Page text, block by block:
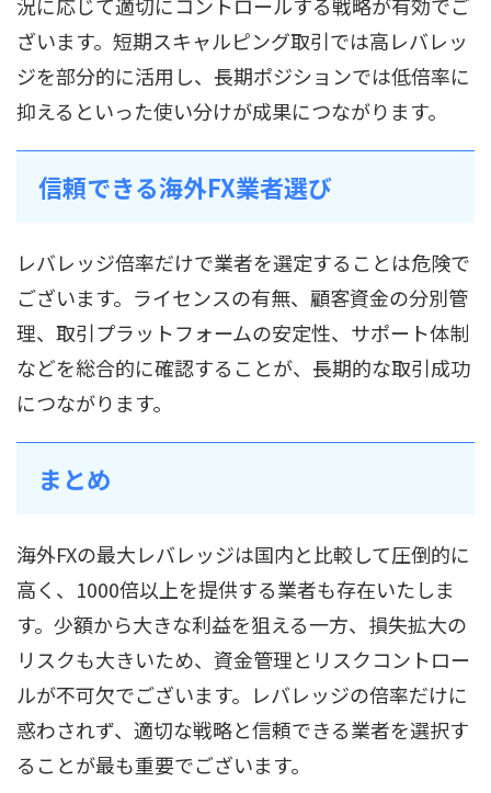
ざいます。短期スキャルピング取引では高レバレッ
ジを部分的に活用し、長期ポジションでは低倍率に
抑えるといった使い分けが成果につながります。
信頼できる海外FX業者選び
レバレッジ倍率だけで業者を選定することは危険で
ございます。ライセンスの有無、顧客資金の分別管
理、取引プラットフォームの安定性、サポート体制
などを総合的に確認することが、長期的な取引成功
につながります。
まとめ
海外FXの最大レバレッジは国内と比較して圧倒的に
高く、1000倍以上を提供する業者も存在いたしま
す。少額から大きな利益を狙える一方、損失拡大の
リスクも大きいため、資金管理とリスクコントロー
ルが不可欠でございます。レバレッジの倍率だけに
惑わされず、適切な戦略と信頼できる業者を選択す
ることが最も重要でございます。